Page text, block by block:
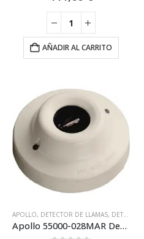
AÑADIR AL CARRITO
APOLLO, DETECTOR DE LLAMAS, DETECTOR DE LLAMAS IR + UV (DUAL)
Apollo 55000-028MAR Detector de llamas analogico marino (UV/IR2) XP95: montaje en base